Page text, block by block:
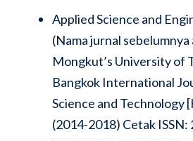
Applied Science and
(Nama jurnal sebelumnya
Mongkut’s University of
Bangkok International
Science and Technology
(2014-2018) Cetak ISSN: